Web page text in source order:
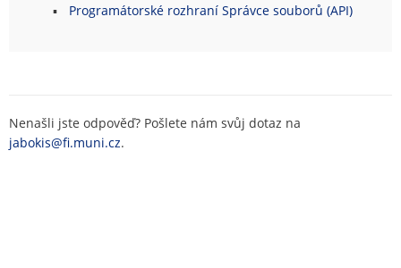
Programátorské rozhraní Správce souborů (API)
Nenašli jste odpověď? Pošlete nám svůj dotaz na
jabokis@fi.muni.cz.